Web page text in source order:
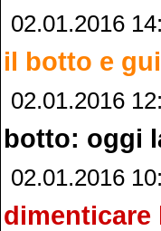
02.01.2016
il botto e
02.01.2016
botto: oggi
02.01.2016
dimenticare